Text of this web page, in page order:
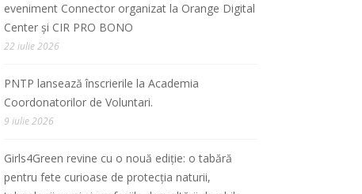
eveniment Connector organizat la Orange Digital
Center și CIR PRO BONO
22 iulie 2026
PNTP lansează înscrierile la Academia
Coordonatorilor de Voluntari.
9 iulie 2026
Girls4Green revine cu o nouă ediție: o tabără
pentru fete curioase de protecția naturii,